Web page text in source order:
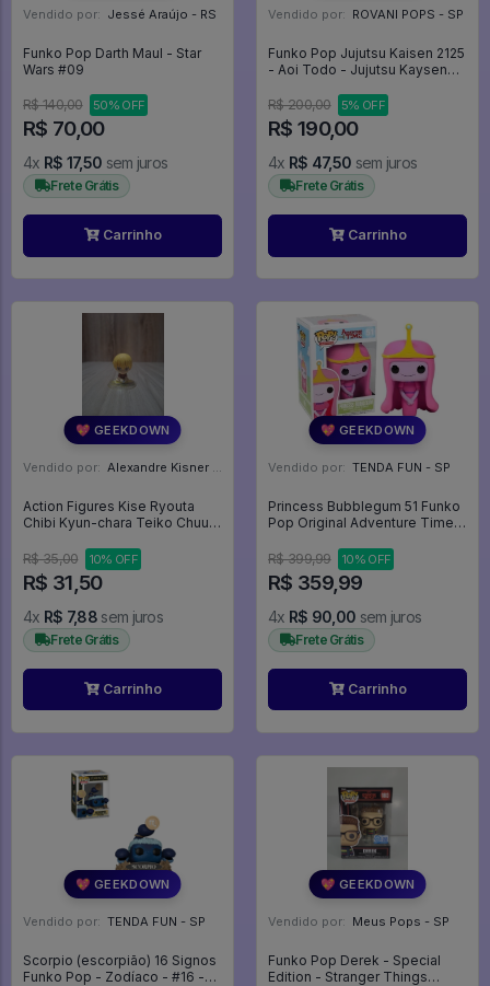
Vendido por: Jessé Araújo - RS
Funko Pop Darth Maul - Star
Wars #09
R$ 140,00 50% OFF
R$ 70,00
4x R$ 17,50 sem juros
Frete Grátis
Carrinho
Vendido por: ROVANI POPS - SP
Funko Pop Jujutsu Kaisen 2125
- Aoi Todo - Jujutsu Kaysen
R$ 200,00
5% OFF
R$ 190,00
4x R$ 47,50 sem juros
Frete Grátis
Carrinho
💖 GEEKDOWN
Vendido por: Alexandre Kisner - PR
Action Figures Kise Ryouta
Chibi Kyun-chara Teiko Chuu
R$ 35,00
10% OFF
R$ 31,50
4x R$ 7,88 sem juros
Frete Grátis
Carrinho
💖 GEEKDOWN
Vendido por: TENDA FUN - SP
Princess Bubblegum 51 Funko
Pop Original Adventure Time
Aventura - #51 - Funko Pop -
#51 - FUNKO POP #51
R$ 399,99 10% OFF
R$ 359,99
4x R$ 90,00 sem juros
Frete Grátis
Carrinho
💖 GEEKDOWN
Vendido por: TENDA FUN - SP
Scorpio (escorpião) 16 Signos
Funko Pop - Zodíaco - #16 -
💖 GEEKDOWN
Vendido por: Meus Pops - SP
Funko Pop Derek - Special
Edition - Stranger Things